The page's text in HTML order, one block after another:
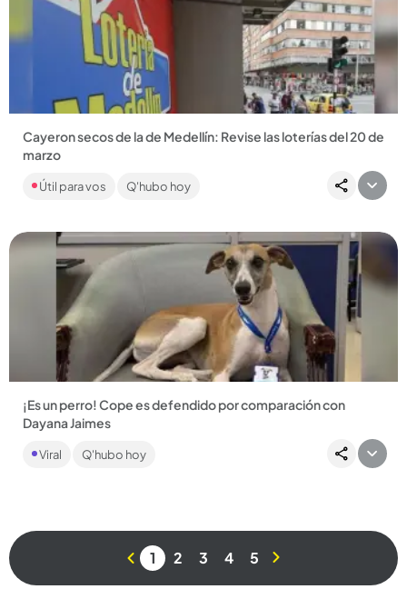
Compartir Noticia
Cayeron secos de la de Medellín: Revise las loterías del 20 de
marzo
Risaralda, de MiLoto y de más de 20 sorteos que se realizaron
Útil para vos Q'hubo hoy
Compartir Noticia
¡Es un perro! Cope es defendido por comparación con
Dayana Jaimes
encendida las redes sociales de cuenta de la hermana y la
Viral Q'hubo hoy
1 2 3 4 5